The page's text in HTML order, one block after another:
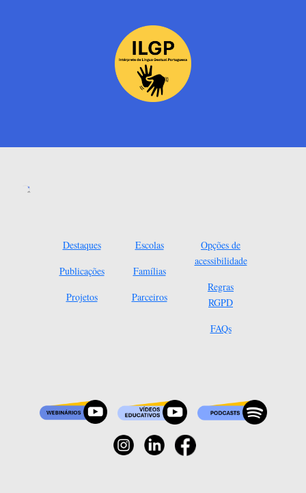
Destaques
Publicações
Projetos
Escolas
Famílias
Parceiros
Opções de
acessibilidade
Regras
RGPD
FAQs